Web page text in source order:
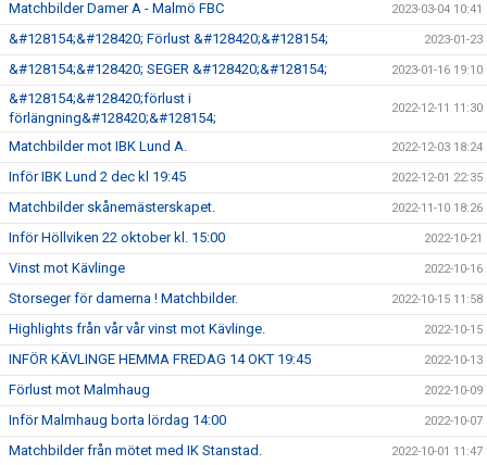
Matchbilder Damer A - Malmö FBC 2023-03-04 10:41
&#128154;&#128420; Förlust &#128420;&#128154; 2023-01-23
&#128154;&#128420; SEGER &#128420;&#128154; 2023-01-16 19:10
&#128154;&#128420;förlust i
förlängning&#128420;&#128154;
2022-12-11 11:30
Matchbilder mot IBK Lund A. 2022-12-03 18:24
Inför IBK Lund 2 dec kl 19:45 2022-12-01 22:35
Matchbilder skånemästerskapet. 2022-11-10 18:26
Inför Höllviken 22 oktober kl. 15:00 2022-10-21
Vinst mot Kävlinge 2022-10-16
Storseger för damerna ! Matchbilder. 2022-10-15 11:58
Highlights från vår vår vinst mot Kävlinge. 2022-10-15
INFÖR KÄVLINGE HEMMA FREDAG 14 OKT 19:45 2022-10-13
Förlust mot Malmhaug 2022-10-09
Inför Malmhaug borta lördag 14:00 2022-10-07
Matchbilder från mötet med IK Stanstad. 2022-10-01 11:47